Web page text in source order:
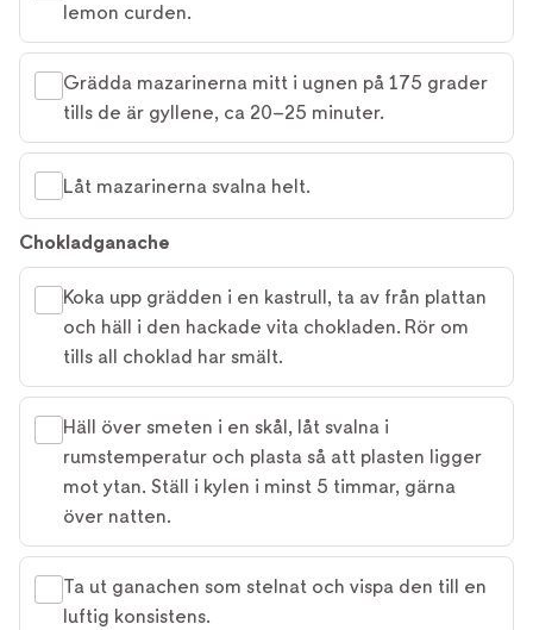
lemon curden.
Grädda mazarinerna mitt i ugnen på 175 grader
tills de är gyllene, ca 20–25 minuter.
Låt mazarinerna svalna helt.
Chokladganache
Koka upp grädden i en kastrull, ta av från plattan
och häll i den hackade vita chokladen. Rör om
tills all choklad har smält.
Häll över smeten i en skål, låt svalna i
rumstemperatur och plasta så att plasten ligger
mot ytan. Ställ i kylen i minst 5 timmar, gärna
över natten.
Ta ut ganachen som stelnat och vispa den till en
luftig konsistens.